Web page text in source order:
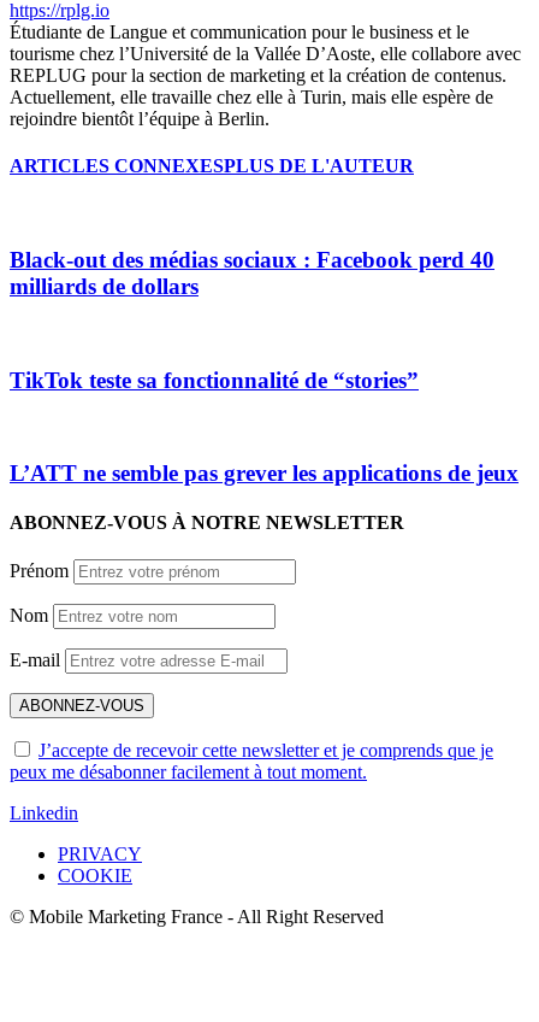
https://rplg.io
Étudiante de Langue et communication pour le business et le
tourisme chez l’Université de la Vallée D’Aoste, elle collabore avec
REPLUG pour la section de marketing et la création de contenus.
Actuellement, elle travaille chez elle à Turin, mais elle espère de
rejoindre bientôt l’équipe à Berlin.
ARTICLES CONNEXESPLUS DE L'AUTEUR
Black-out des médias sociaux : Facebook perd 40
milliards de dollars
TikTok teste sa fonctionnalité de “stories”
L’ATT ne semble pas grever les applications de jeux
ABONNEZ-VOUS À NOTRE NEWSLETTER
Prénom
Nom
E-mail
J’accepte de recevoir cette newsletter et je comprends que je
peux me désabonner facilement à tout moment.
Linkedin
PRIVACY
COOKIE
© Mobile Marketing France - All Right Reserved